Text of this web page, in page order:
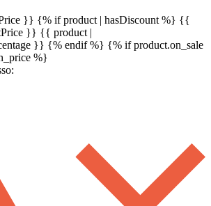
}} {% if product | hasDiscount %} {{
}} {{ product |
}} {% endif %} {% if product.on_sale
%}